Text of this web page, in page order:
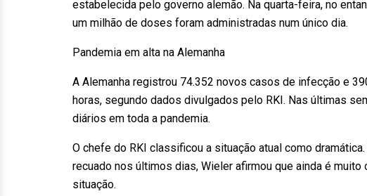
estabelecida pelo governo alemão. Na quarta-feira, no
um milhão de doses foram administradas num único dia.
Pandemia em alta na Alemanha
A Alemanha registrou 74.352 novos casos de infecção e
horas, segundo dados divulgados pelo RKI. Nas últimas
diários em toda a pandemia.
O chefe do RKI classificou a situação atual como
recuado nos últimos dias, Wieler afirmou que ainda é
situação.